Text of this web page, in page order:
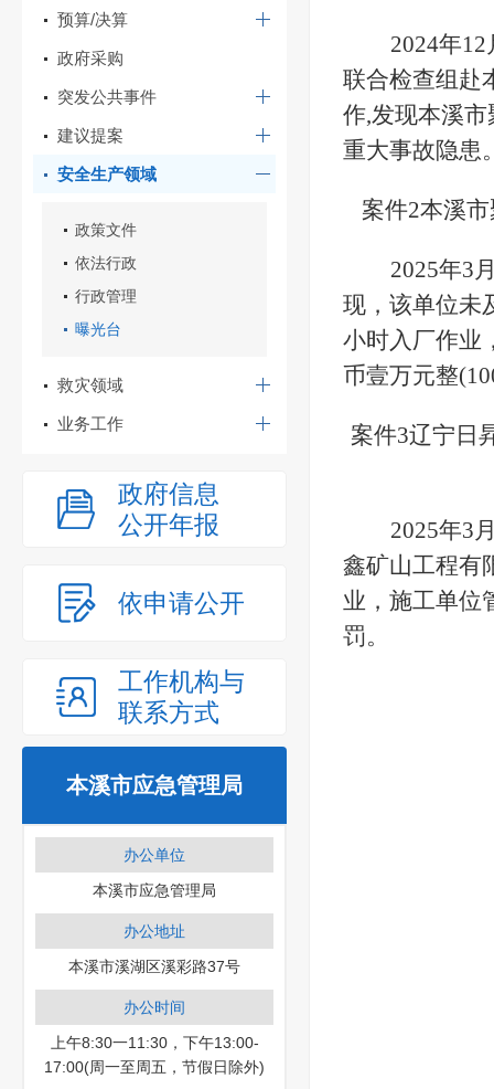
预算/决算
政府采购
突发公共事件
建议提案
安全生产领域
政策文件
依法行政
行政管理
曝光台
救灾领域
业务工作
政府信息
公开年报
依申请公开
工作机构与
联系方式
本溪市应急管理局
办公单位
本溪市应急管理局
办公地址
本溪市溪湖区溪彩路37号
办公时间
上午8:30一11:30，下午13:00-
17:00(周一至周五，节假日除外)
2024年
联合检查组赴
作,发现本溪市
重大事故隐患
案件2本溪
2025年3
现， 该单位未
小时入厂作业
币壹万元整
案件3辽宁日
2025年3
鑫矿山工程有
业，施工单位
罚。